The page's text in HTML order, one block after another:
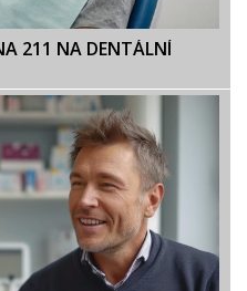
211 NA DENTÁLNÍ